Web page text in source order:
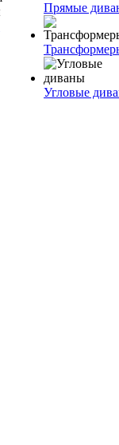
Прямые
Угловые